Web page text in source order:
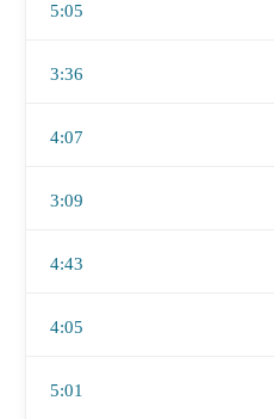
5:05
3:36
4:07
3:09
4:43
4:05
5:01
- اردو
- رميكس